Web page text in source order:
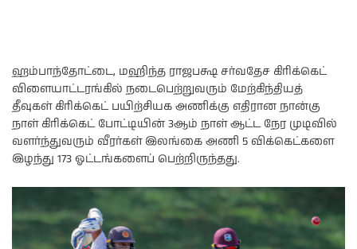
ஹம்பாந்தோட்டை, மஹிந்த ராஜபக்ஷ சர்வதேச கிரிக்கெட்
விளையாட்டரங்கில் நடைபெற்றுவரும் மேற்கிந்தியத்
தீவுகள் கிரிக்கெட் பயிற்சியக அணிக்கு எதிரான நான்கு
நாள் கிரிக்கெட் போட்டியின் 3ஆம் நாள் ஆட்ட நேர முடிவில்
வளர்ந்துவரும் வீரர்கள் இலங்கை அணி 5 விக்கெட்களை
இழந்து 173 ஓட்டங்களைப் பெற்றிருந்தது.